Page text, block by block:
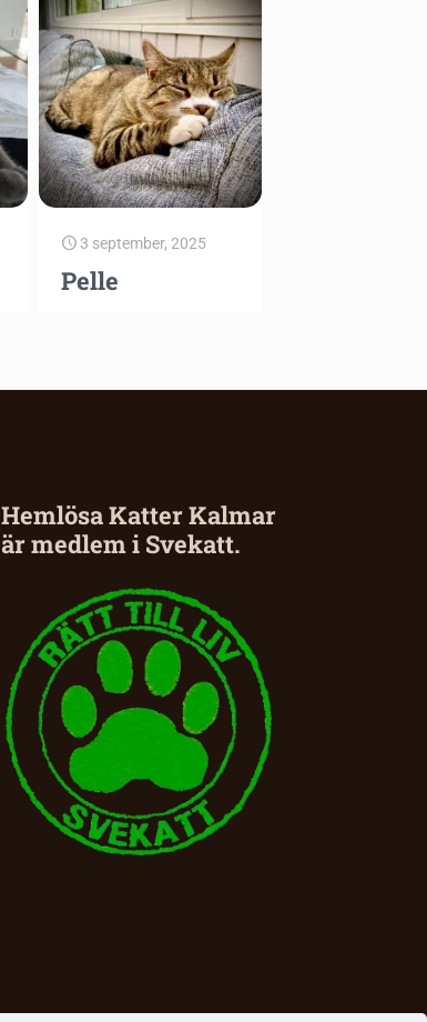
3 september, 2025
Pelle
Hemlösa Katter Kalmar
är medlem i Svekatt.